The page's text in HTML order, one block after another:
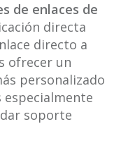
de enlaces de
directa
directo a
ofrecer un
personalizado
soporte